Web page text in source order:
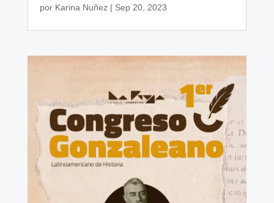
por Karina Nuñez| Sep 20, 2023